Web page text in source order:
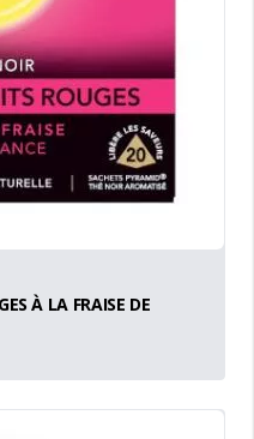
À LA FRAISE DE